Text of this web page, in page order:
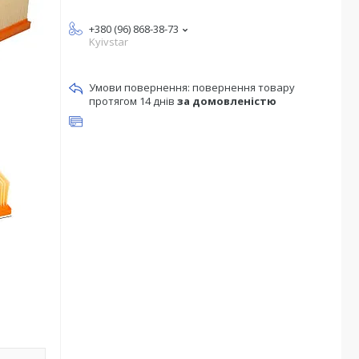
+380 (96) 868-38-73
Kyivstar
повернення товару
протягом 14 днів за домовленістю